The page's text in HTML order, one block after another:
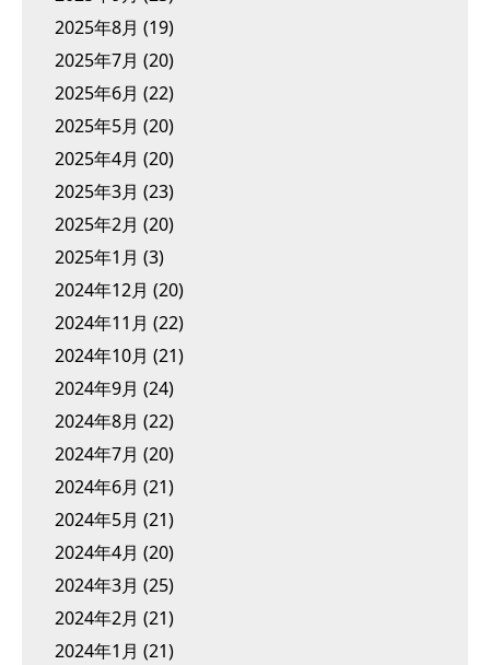
2025年8月 (19)
2025年7月 (20)
2025年6月 (22)
2025年5月 (20)
2025年4月 (20)
2025年3月 (23)
2025年2月 (20)
2025年1月 (3)
2024年12月 (20)
2024年11月 (22)
2024年10月 (21)
2024年9月 (24)
2024年8月 (22)
2024年7月 (20)
2024年6月 (21)
2024年5月 (21)
2024年4月 (20)
2024年3月 (25)
2024年2月 (21)
2024年1月 (21)